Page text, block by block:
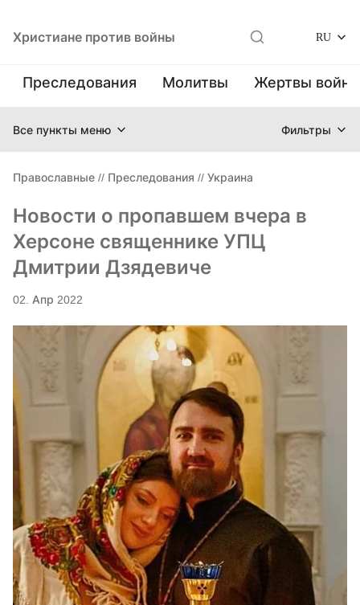
Христиане против войны RU
Преследования Молитвы Жертвы
Все пункты меню Фильтры
Православные // Преследования // Украина
Новости о пропавшем вчера в
Херсоне священнике УПЦ
Дмитрии Дзядевиче
02. Апр 2022